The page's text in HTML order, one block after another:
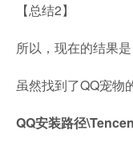
【总结2】
所以，现在的结果是
虽然找到了QQ宠物
QQ安装路径